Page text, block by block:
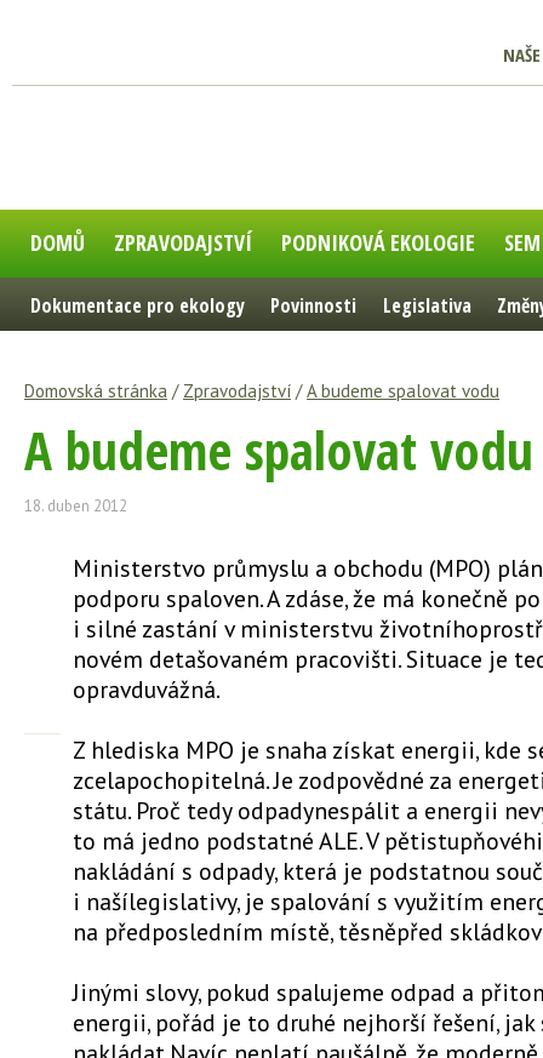
DOMŮ ZPRAVODAJSTVÍ PODNIKOVÁ EKOLOGIE
Dokumentace pro ekology Povinnosti Legislativa
Domovská stránka / Zpravodajství /A budeme spalovat vodu
A budeme spalovat vodu
18. duben 2012
Ministerstvo průmyslu a obchodu (MPO)
podporu spaloven. A zdáse, že má konečně
i silné zastání v ministerstvu
novém detašovaném pracovišti. Situace je
opravduvážná.
Z hlediska MPO je snaha získat energii, kde
zcelapochopitelná. Je zodpovědné za
státu. Proč tedy odpadynespálit a energii
to má jedno podstatné ALE. V
nakládání s odpady, která je podstatnou
i našílegislativy, je spalování s využitím
na předposledním místě, těsněpřed
Jinými slovy, pokud spalujeme odpad a
energii, pořád je to druhé nejhorší řešení, jak